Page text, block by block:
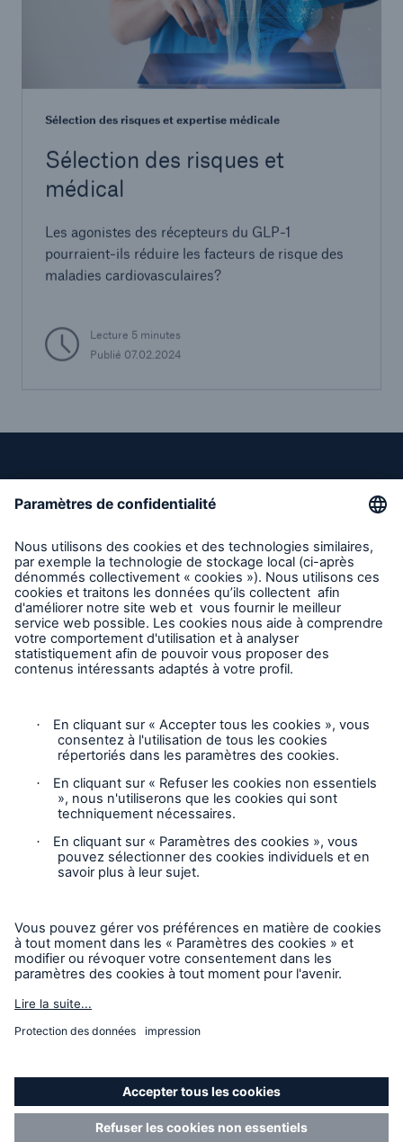
Sélection des risques et expertise médicale
Sélection des risques et
médical
Les agonistes des récepteurs du GLP-1
pourraient-ils réduire les facteurs de risque des
maladies cardiovasculaires?
Lecture 5 minutes
Publié 07.02.2024
Entreprise
Carrières
Contact
Suivez-nous
Avis de confidentialité
Paramètres des cookies
Carte du site